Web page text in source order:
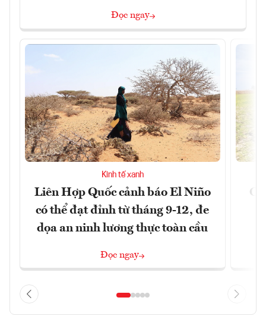
Đọc ngay
Kinh tế xanh
Liên Hợp Quốc cảnh báo El Niño
có thể đạt đỉnh từ tháng 9-12, đe
dọa an ninh lương thực toàn cầu
Đọc ngay